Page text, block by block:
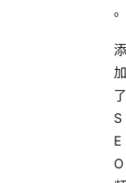
。
添
加
了
S
E
O